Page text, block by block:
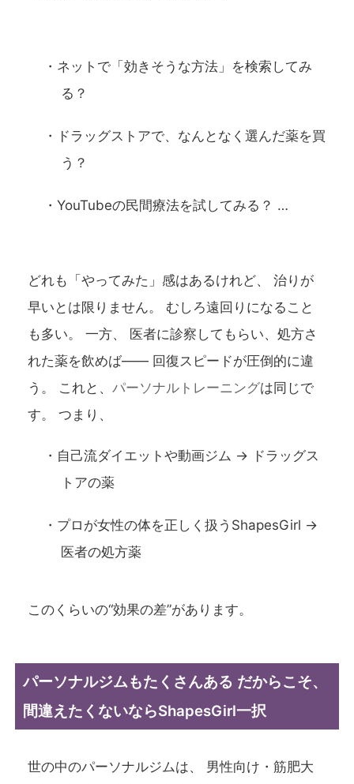
・ネットで「効きそうな方法」を検索してみ
る？
・ドラッグストアで、なんとなく選んだ薬を買
う？
・YouTubeの民間療法を試してみる？ …
どれも「やってみた」感はあるけれど、 治りが
早いとは限りません。 むしろ遠回りになること
も多い。 一方、 医者に診察してもらい、処方さ
れた薬を飲めば―― 回復スピードが圧倒的に違
う。 これと、パーソナルトレーニングは同じで
す。 つまり、
・自己流ダイエットや動画ジム → ドラッグス
トアの薬
・プロが女性の体を正しく扱うShapesGirl →
医者の処方薬
このくらいの“効果の差”があります。
パーソナルジムもたくさんある だからこそ、
間違えたくないならShapesGirl一択
世の中のパーソナルジムは、 男性向け・筋肥大